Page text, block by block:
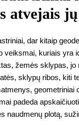
atvejais
dar kitaip
veiksmai, kuriais yra
žemės sklypas, jo
sklypų ribos, kiti
geometriniai
padeda
naudmenų plotą,